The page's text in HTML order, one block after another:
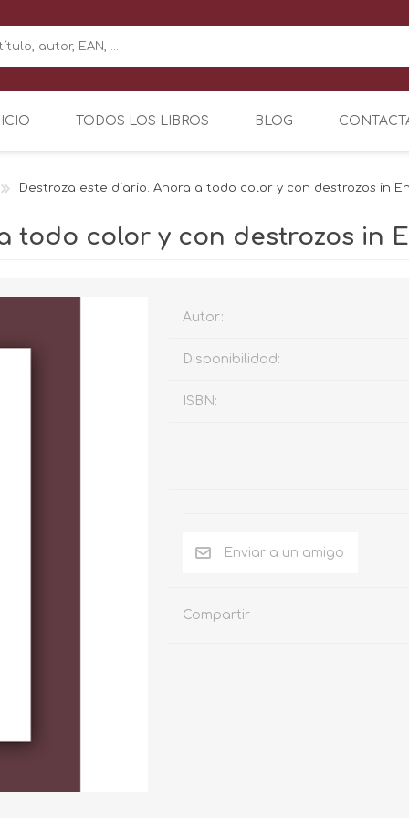
TODOS LOS LIBROS BLOG
Destroza este diario. Ahora a todo color y con destrozos in
todo color y con destrozos in
Autor:
Disponibilidad:
ISBN:
Compartir